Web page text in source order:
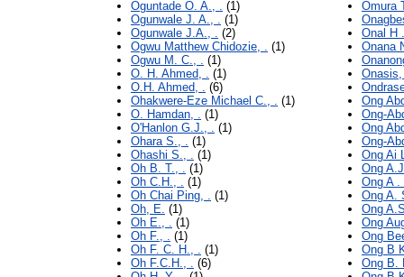
Oguntade O. A., . (1)
Ogunwale J. A., . (1)
Ogunwale J.A., . (2)
Ogwu Matthew Chidozie, . (1)
Ogwu M. C., . (1)
O. H. Ahmed, . (1)
O.H. Ahmed, . (6)
Ohakwere-Eze Michael C., . (1)
O. Hamdan, . (1)
O'Hanlon G.J., . (1)
Ohara S., . (1)
Ohashi S., . (1)
Oh B. T., . (1)
Oh C.H., . (1)
Oh Chai Ping, . (1)
Oh, E. (1)
Oh E., . (1)
Oh F., . (1)
Oh F. C. H., . (1)
Oh F.C.H., . (6)
Omura
Onal H
Onana
Ong
Ong-
Ong
Ong-
Ong Ai
Ong
Ong A
Ong A.
Ong
Ong
Ong
Ong B
Ong B.